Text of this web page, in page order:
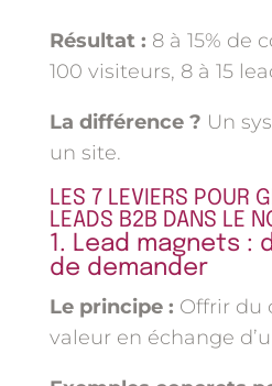
Résultat : 8 à 15% de
100 visiteurs, 8 à 15
La différence ? Un
un site.
LES 7 LEVIERS POUR
LEADS B2B DANS LE
1. Lead magnets :
de demander
Le principe : Offrir du
valeur en échange